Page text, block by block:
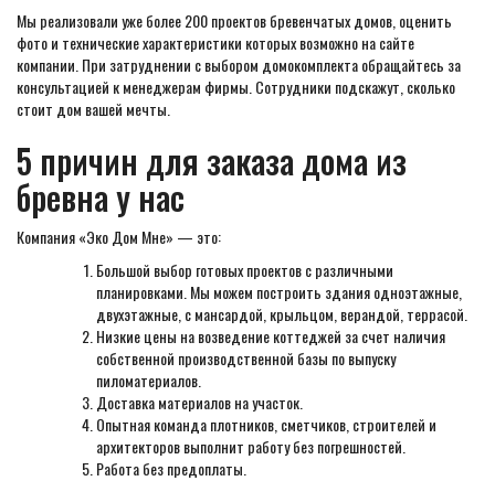
Мы реализовали уже более 200 проектов бревенчатых домов, оценить
фото и технические характеристики которых возможно на сайте
компании. При затруднении с выбором домокомплекта обращайтесь за
консультацией к менеджерам фирмы. Сотрудники подскажут, сколько
стоит дом вашей мечты.
5 причин для заказа дома из
бревна у нас
Компания «Эко Дом Мне» — это:
Большой выбор готовых проектов с различными
планировками. Мы можем построить здания одноэтажные,
двухэтажные, с мансардой, крыльцом, верандой, террасой.
Низкие цены на возведение коттеджей за счет наличия
собственной производственной базы по выпуску
пиломатериалов.
Доставка материалов на участок.
Опытная команда плотников, сметчиков, строителей и
архитекторов выполнит работу без погрешностей.
Работа без предоплаты.